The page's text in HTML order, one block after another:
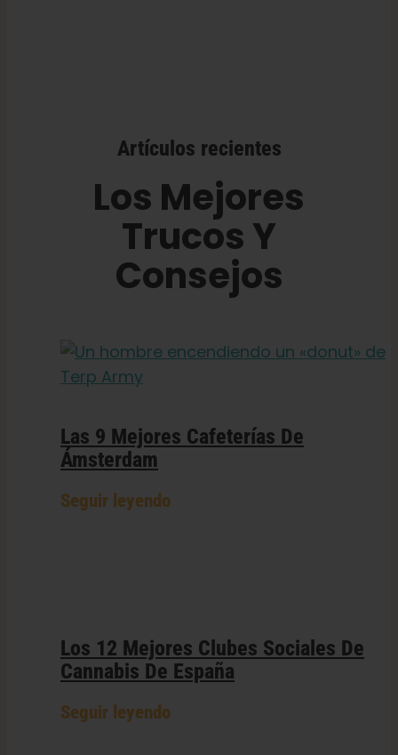
Artículos recientes
Los Mejores
Trucos Y
Consejos
Las 9 Mejores Cafeterías De
Ámsterdam
Seguir leyendo
Los 12 Mejores Clubes Sociales De
Cannabis De España
Seguir leyendo